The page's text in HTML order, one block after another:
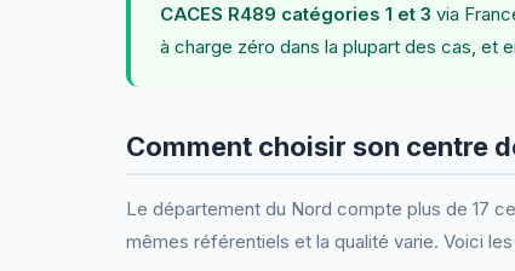
CACES R489 catégories 1 et 3 via
à charge zéro dans la plupart des cas, et
Comment choisir son centre
Le département du Nord compte plus de 17
mêmes référentiels et la qualité varie. Voici